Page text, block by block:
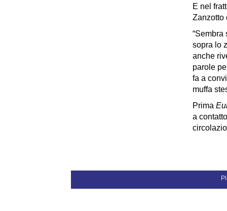
E nel
Zanzotto
“Sembra
sopra lo
anche
parole
fa a
muffa
Prima
a